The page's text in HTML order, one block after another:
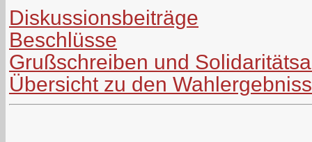
Diskussionsbeiträge
Beschlüsse
Grußschreiben und
Übersicht zu den